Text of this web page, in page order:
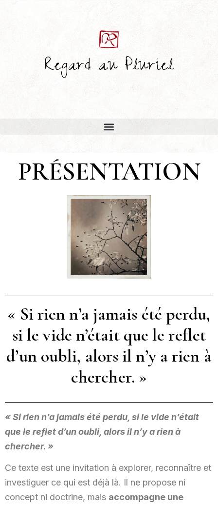
Regard au Pluriel
PRÉSENTATION
« Si rien n’a jamais été perdu,
si le vide n’était que le reflet
d’un oubli, alors il n’y a rien à
chercher. »
« Si rien n’a jamais été perdu, si le vide n’était
que le reflet d’un oubli, alors il n’y a rien à
chercher. »
Ce texte est une invitation à explorer, reconnaître et
investiguer ce qui est déjà là. Il ne propose ni
concept ni doctrine, mais accompagne une